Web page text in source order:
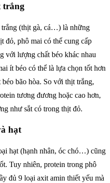
trắng
(thịt gà, cá…) là những
đỏ, phô mai có thể cung cấp
với lượng chất béo khác nhau
ít béo có thể là lựa chọn tốt hơn
bão hòa. So với thịt trắng,
tương đương hoặc cao hơn,
như sắt có trong thịt đỏ.
hạt
hạt (hạnh nhân, óc chó…) cũng
Tuy nhiên, protein trong phô
đủ 9 loại axit amin thiết yếu mà